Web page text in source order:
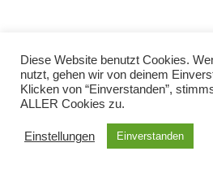
Diese Website benutzt Cookies.
nutzt, gehen wir von deinem
Klicken von “Einverstanden”,
ALLER Cookies zu.
Einstellungen Einverstanden